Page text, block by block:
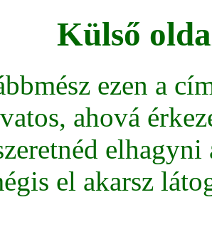
Külső
ezen a
ahová
el akarsz